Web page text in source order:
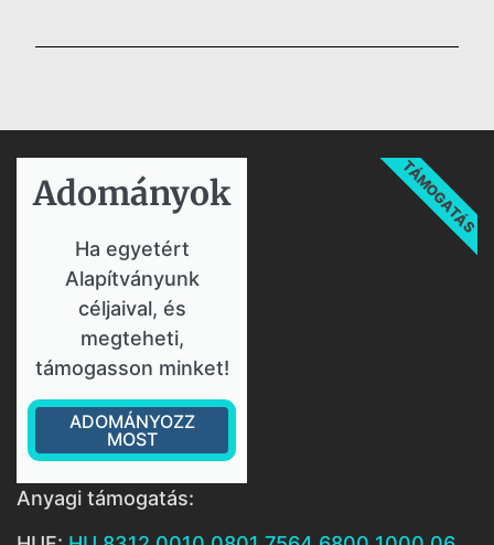
Adományok​
Ha egyetért
Alapítványunk
céljaival, és
megteheti,
támogasson minket!
ADOMÁNYOZZ
MOST
TÁMOGATÁS
Anyagi támogatás: